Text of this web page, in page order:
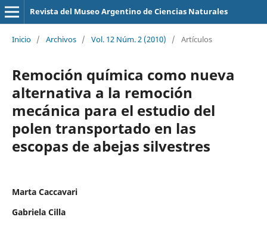
Revista del Museo Argentino de Ciencias Naturales
Inicio / Archivos / Vol. 12 Núm. 2 (2010) / Artículos
Remoción química como nueva
alternativa a la remoción
mecánica para el estudio del
polen transportado en las
escopas de abejas silvestres
Marta Caccavari
Gabriela Cilla